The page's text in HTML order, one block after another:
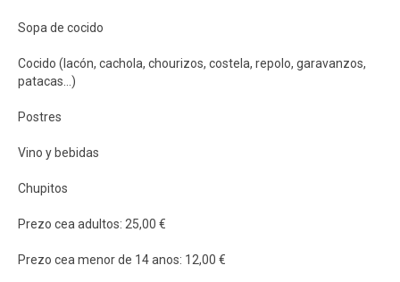
Sopa de cocido
Cocido (lacón, cachola, chourizos, costela, repolo, garavanzos,
patacas…)
Postres
Vino y bebidas
Chupitos
Prezo cea adultos: 25,00 €
Prezo cea menor de 14 anos: 12,00 €